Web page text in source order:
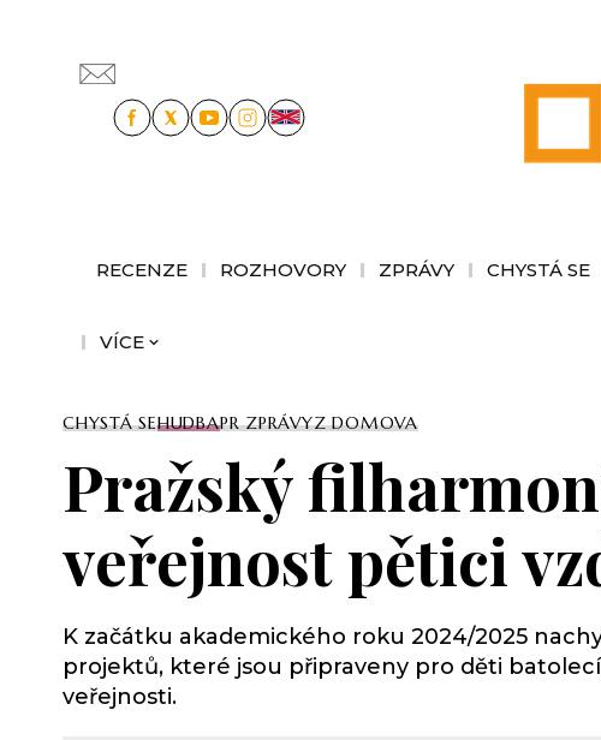
RECENZE ROZHOVORY ZPRÁVY CHYSTÁ SE
VÍCE
CHYSTÁ SEHUDBAPR ZPRÁVYZ DOMOVA
Pražský
veřejnost pětici
K začátku akademického roku 2024/2025
projektů, které jsou připraveny pro děti
veřejnosti.